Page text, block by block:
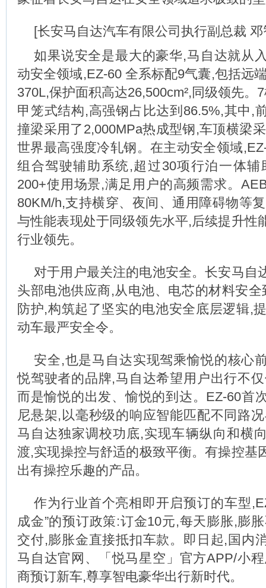
[长安马自达汽车有限公司执行副总裁
如果说安全是最大的豪华,马自达就从
动安全领域,EZ-60 全系标配9气囊,包括远
370L,保护面积高达26,500cm²,同级领先。
甲笼式结构,高强钢占比达到86.5%,其中,
撞梁采用了2,000MPa热成型钢,车顶横梁
世界最高强度冷轧钢。在主动安全领域
组合驾驶辅助系统,超过30项行泊一体辅
200+使用场景,满足用户的高频需求。
80KM/h,支持横穿、夜间、通用障碍物等
与性能表现处于同级领先水平,后续提升性
行业领先。
对于用户最关注的电池安全。长安马自
头部电池供应商,从电池、电芯的材料安
防护,构筑起了坚实的电池安全底层逻辑,
动车最严安全令。
安全,也是马自达实现驾乘愉悦的核心
悦驾驶者的品牌,马自达希望用户出行不
而是愉悦的出发、愉悦的到达。EZ-60首
尼悬架,以毫秒级的响应智能匹配不同路
马自达独家调校功底,实现车辆纵向和横
渡,实现操控与舒适的极致平衡。有操控基
出有操控乐趣的产品。
作为行业首个亮相即开启预订的车型
成金”的预订政策:订金10元,每天膨胀,膨
交付,膨胀金直接抵扣车款。即日起,国内
马自达官网、「悦马星空」官方APP/小
商预订新车,尊享智电豪华出行新时代。